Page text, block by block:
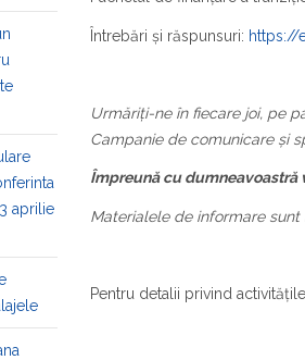
Întrebări și răspunsuri: https://
Urmăriți-ne în fiecare joi, pe
Campanie de comunicare și
Împreună cu dumneavoastră
Materialele de informare sunt
Pentru detalii privind
aprilie